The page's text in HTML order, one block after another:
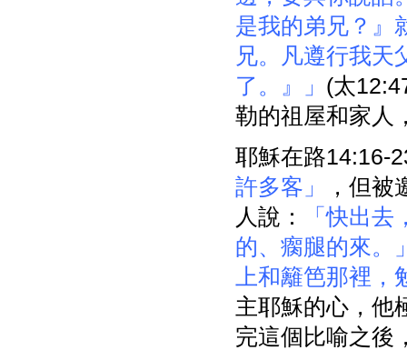
是我的弟兄？』
兄。凡遵行我天
了。』」 (太
勒的祖屋和家人
耶穌在路14:16-
許多客」
，但
人說：
「快出
的、瘸腿的來。
上和籬笆那裡
主耶穌的心，他
完這個比喻之後